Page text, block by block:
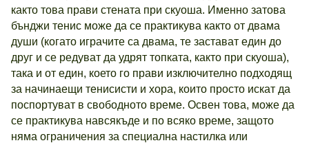
както това прави стената при скуоша. Именно затова
бънджи тенис може да се практикува както от двама
души (когато играчите са двама, те застават един до
друг и се редуват да удрят топката, както при скуоша),
така и от един, което го прави изключително подходящ
за начинаещи тенисисти и хора, които просто искат да
поспортуват в свободното време. Освен това, може да
се практикува навсякъде и по всяко време, защото
няма ограничения за специална настилка или